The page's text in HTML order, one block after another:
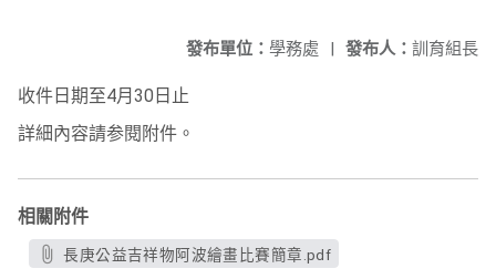
發布人： 訓育組長
發布單位： 學務處 |
收件日期至4月30日止
詳細內容請参閱附件。
相關附件
長庚公益吉祥物阿波繪畫比賽簡章.pdf